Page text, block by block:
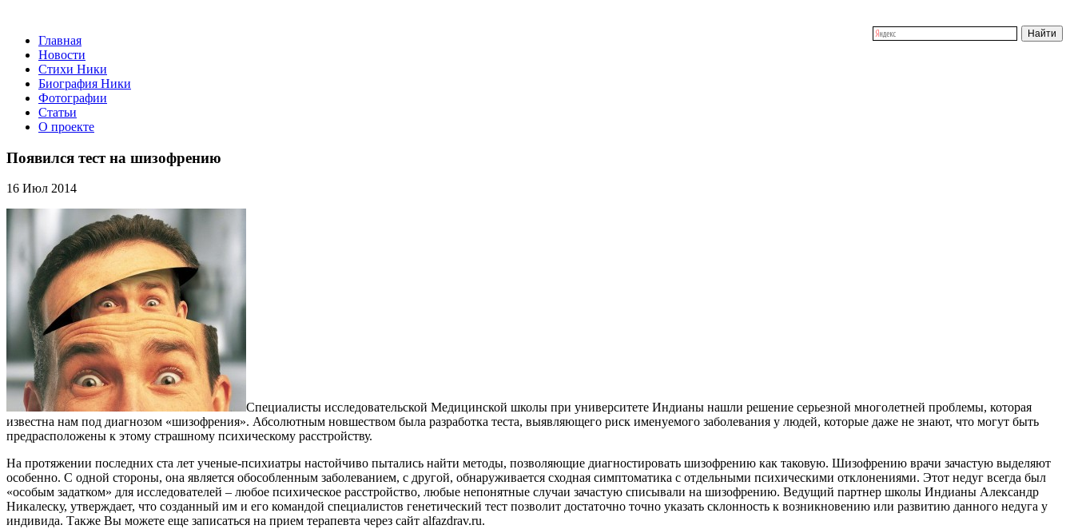
Главная
Новости
Стихи Ники
Биография Ники
Фотографии
Статьи
О проекте
Появился тест на шизофрению
16 Июл 2014
Специалисты исследовательской Медицинской школы при университете Индианы нашли решение серьезной многолетней проблемы, которая
известна нам под диагнозом «шизофрения». Абсолютным новшеством была разработка теста, выявляющего риск именуемого заболевания у людей, которые даже не знают, что могут быть
предрасположены к этому страшному психическому расстройству.
На протяжении последних ста лет ученые-психиатры настойчиво пытались найти методы, позволяющие диагностировать шизофрению как таковую. Шизофрению врачи зачастую выделяют
особенно. С одной стороны, она является обособленным заболеванием, с другой, обнаруживается сходная симптоматика с отдельными психическими отклонениями. Этот недуг всегда был
«особым задатком» для исследователей – любое психическое расстройство, любые непонятные случаи зачастую списывали на шизофрению. Ведущий партнер школы Индианы Александр
Никалеску, утверждает, что созданный им и его командой специалистов генетический тест позволит достаточно точно указать склонность к возникновению или развитию данного недуга у
индивида. Также Вы можете еще записаться на прием терапевта через сайт alfazdrav.ru.